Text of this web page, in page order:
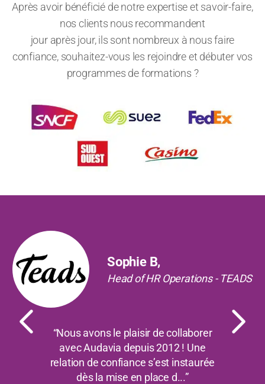
Après avoir bénéficié de notre expertise et savoir-faire,
nos clients nous recommandent
jour après jour, ils sont nombreux à nous faire
confiance, souhaitez-vous les rejoindre et débuter vos
programmes de formations ?
Sophie B,
Head of HR Operations - TEADS
“Nous avons le plaisir de collaborer
avec Audavia depuis 2012 ! Une
relation de confiance s’est instaurée
dès la mise en place d...”